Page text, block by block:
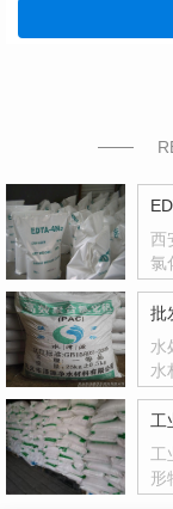
西
氯
批
水
水
工
工
形